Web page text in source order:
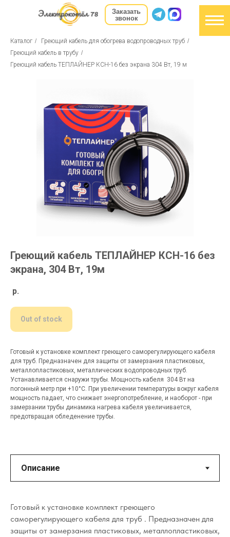
Заказать
звонок
Каталог / Греющий кабель для обогрева водопроводных труб /
Греющий кабель в трубу /
Греющий кабель ТЕПЛАЙНЕР КСН-16 без экрана 304 Вт, 19 м
Греющий кабель ТЕПЛАЙНЕР КСН-16 без
экрана, 304 Вт, 19м
р.
Out of stock
Готовый к установке комплект греющего саморегулирующего кабеля
для труб. Предназначен для защиты от замерзания пластиковых,
металлопластиковых, металлических водопроводных труб.
Устанавливается снаружи трубы. Мощность кабеля 304 Вт на
погонный метр при +10°C. При увеличении температуры вокруг кабеля
мощность падает, что снижает энергопотребление, и наоборот - при
замерзании трубы динамика нагрева кабеля увеличивается,
предотвращая обледенение трубы.
Готовый к установке комплект греющего
саморегулирующего кабеля для труб . Предназначен для
защиты от замерзания пластиковых, металлопластиковых,